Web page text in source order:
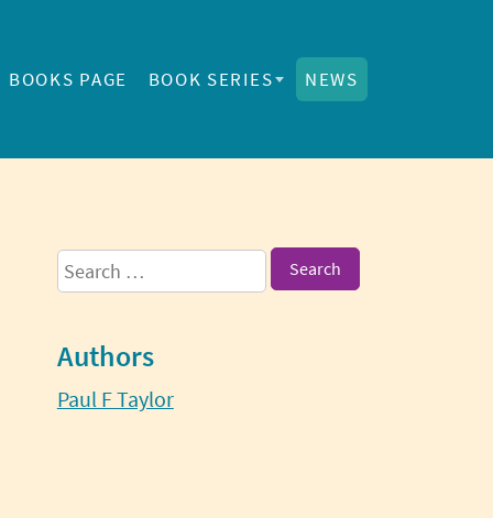
BOOKS PAGE BOOK SERIES NEWS
Sidebar
Search
for:
Authors
Paul F Taylor